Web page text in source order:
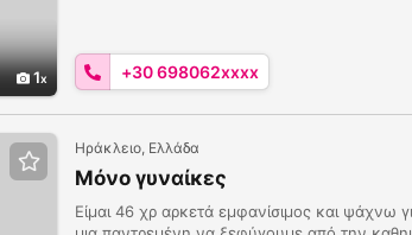
1 +30 698062xxxx
Ηράκλειο, Ελλάδα
Μόνο γυναίκες
Είμαι 46 χρ αρκετά εμφανίσιμος και ψάχνω